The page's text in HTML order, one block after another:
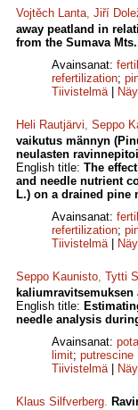
Vojtěch Lanta, Jiří
away peatland in
from the Sumava
Avainsanat:
refertilization;
Tiivistelmä|
Heli Rautjärvi, Seppo
vaikutus männyn
neulasten
English title: The
and needle nutrient
L.) on a drained pine
Avainsanat:
refertilization;
Tiivistelmä|
Seppo Kaunisto, Tytti
English title:
needle analysis
Avainsanat:
limit; putrescine
Tiivistelmä|
Klaus Silfverberg.